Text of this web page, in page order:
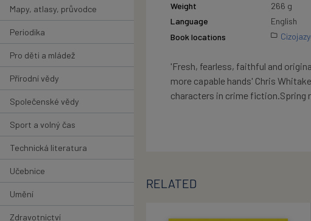
Mapy, atlasy, průvodce
Periodika
Pro děti a mládež
Přírodní vědy
Společenské vědy
Sport a volný čas
Technická literatura
Učebnice
Umění
Zdravotnictví
Weight
266 g
Language
English
Book locations
'Fresh, fearless, faithful and
more capable hands' Chris
characters in crime fiction.Spring
RELATED